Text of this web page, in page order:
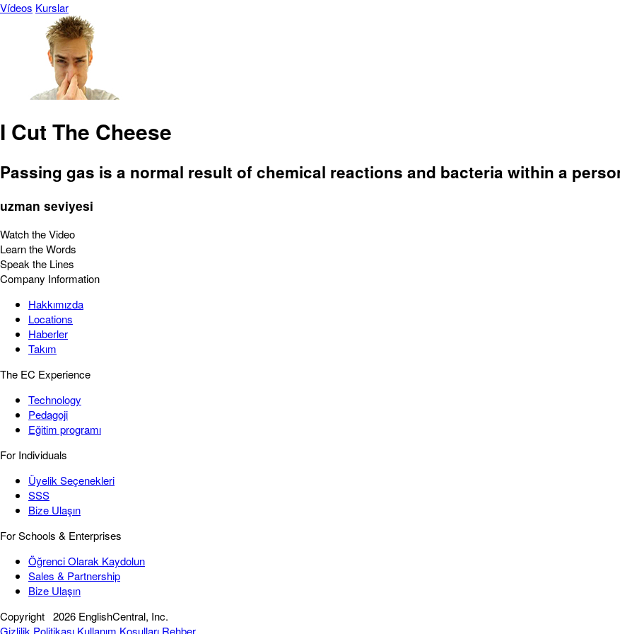
Vídeos Kurslar
I Cut The Cheese
Passing gas is a normal result of chemical reactions and bacteria within a
uzman seviyesi
Watch the Video
Learn the Words
Speak the Lines
Company Information
Hakkımızda
Locations
Haberler
Takım
The EC Experience
Technology
Pedagoji
Eğitim programı
For Individuals
Üyelik Seçenekleri
SSS
Bize Ulaşın
For Schools & Enterprises
Öğrenci Olarak Kaydolun
Sales & Partnership
Bize Ulaşın
Copyright 2026 EnglishCentral, Inc.